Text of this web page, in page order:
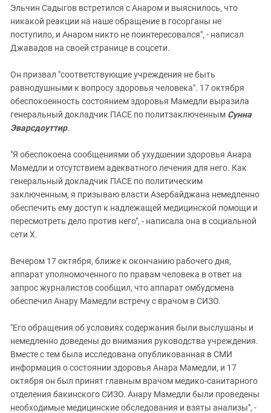
Эльчин Садыгов встретился с Анаром и выяснилось, что
никакой реакции на наше обращение в госорганы не
поступило, и Анаром никто не поинтересовался", - написал
Джавадов на своей странице в соцсети.
Он призвал "соответствующие учреждения не быть
равнодушными к вопросу здоровья человека". 17 октября
обеспокоенность состоянием здоровья Мамедли выразила
генеральный докладчик ПАСЕ по политзаключенным Сунна
Эварсдоуттир.
"Я обеспокоена сообщениями об ухудшении здоровья Анара
Мамедли и отсутствием адекватного лечения для него. Как
генеральный докладчик ПАСЕ по политическим
заключенным, я призываю власти Азербайджана немедленно
обеспечить ему доступ к надлежащей медицинской помощи и
пересмотреть дело против него", - написала она в социальной
сети X.
Вечером 17 октября, ближе к окончанию рабочего дня,
аппарат уполномоченного по правам человека в ответ на
запрос журналистов сообщил, что аппарат омбудсмена
обеспечил Анару Мамедли встречу с врачом в СИЗО.
"Его обращения об условиях содержания были выслушаны и
немедленно доведены до внимания руководства учреждения.
Вместе с тем была исследована опубликованная в СМИ
информация о состоянии здоровья Анара Мамедли, и 17
октября он был принят главным врачом медико-санитарного
отделения бакинского СИЗО. Анару Мамедли были проведены
необходимые медицинские обследования и взяты анализы", -